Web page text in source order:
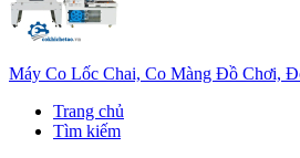
Máy Co Lốc Chai, Co Màng Đồ Chơi,
Trang chủ
Tìm kiếm